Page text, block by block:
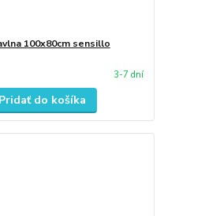
100x80cm sensillo
3-7 dní
Pridať do košíka